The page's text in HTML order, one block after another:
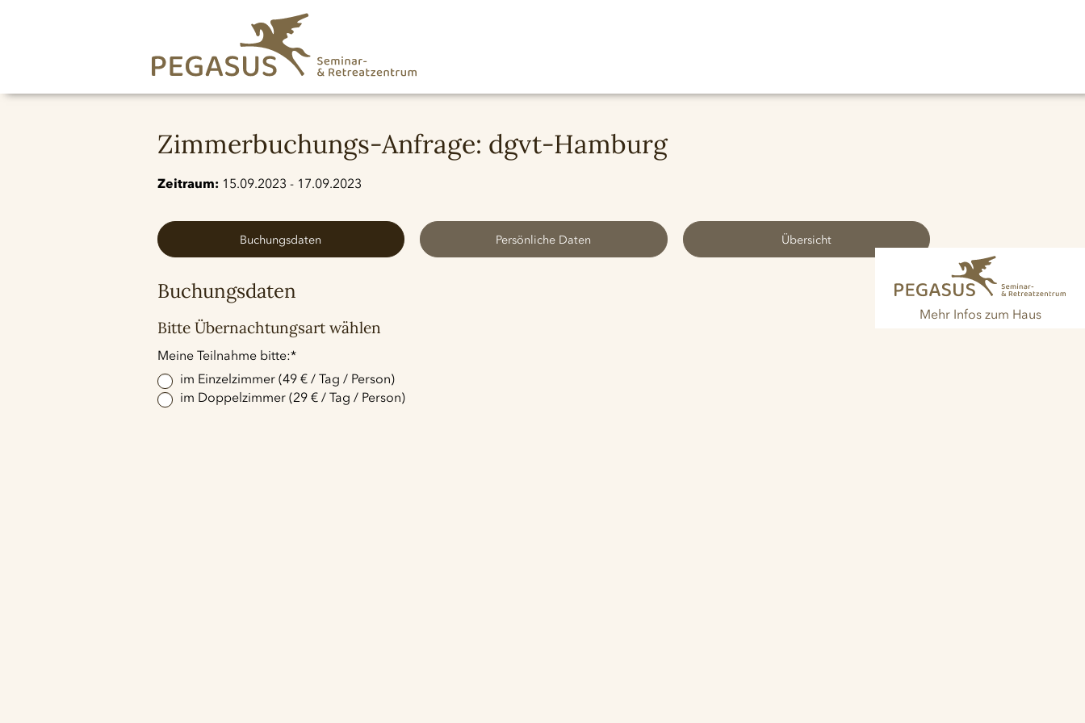
Zimmerbuchungs-Anfrage: dgvt-Hamburg
Zeitraum:15.09.2023 - 17.09.2023
Buchungsdaten Persönliche Daten Übersicht
Buchungsdaten
Bitte Übernachtungsart wählen
Pflichtfeld
Meine Teilnahme bitte:*
im Einzelzimmer (49 € / Tag / Person)
im Doppelzimmer (29 € / Tag / Person)
Mehr Infos zum Haus